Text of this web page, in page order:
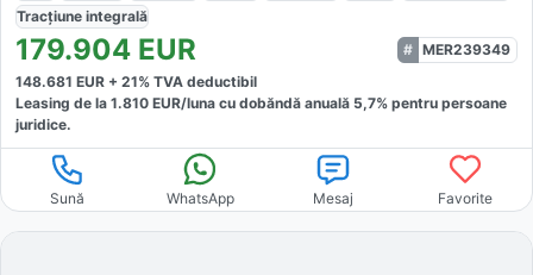
Tracțiune integrală
179.904 EUR
MER239349
148.681 EUR + 21% TVA deductibil
Leasing de la 1.810 EUR/luna cu dobăndă anuală 5,7% pentru persoane
juridice.
Sună WhatsApp Mesaj Favorite